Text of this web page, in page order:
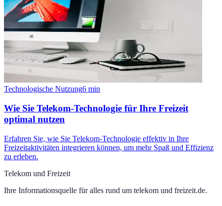
Technologische Nutzung6 min
Wie Sie Telekom-Technologie für Ihre Freizeit
optimal nutzen
Erfahren Sie, wie Sie Telekom-Technologie effektiv in Ihre
Freizeitaktivitäten integrieren können, um mehr Spaß und Effizienz
zu erleben.
Telekom und Freizeit
Ihre Informationsquelle für alles rund um telekom und freizeit.de.